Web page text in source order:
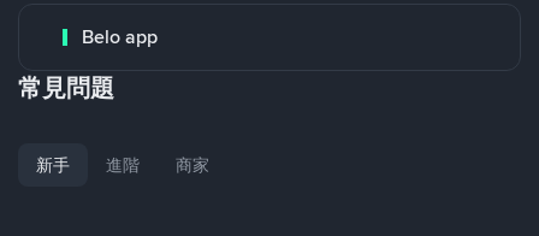
Belo app
常見問題
新手 進階 商家